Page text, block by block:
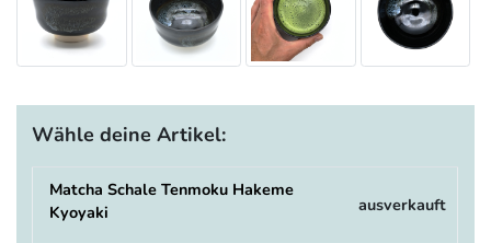
Wähle deine Artikel:
Matcha Schale Tenmoku Hakeme
Kyoyaki
ausverkauft